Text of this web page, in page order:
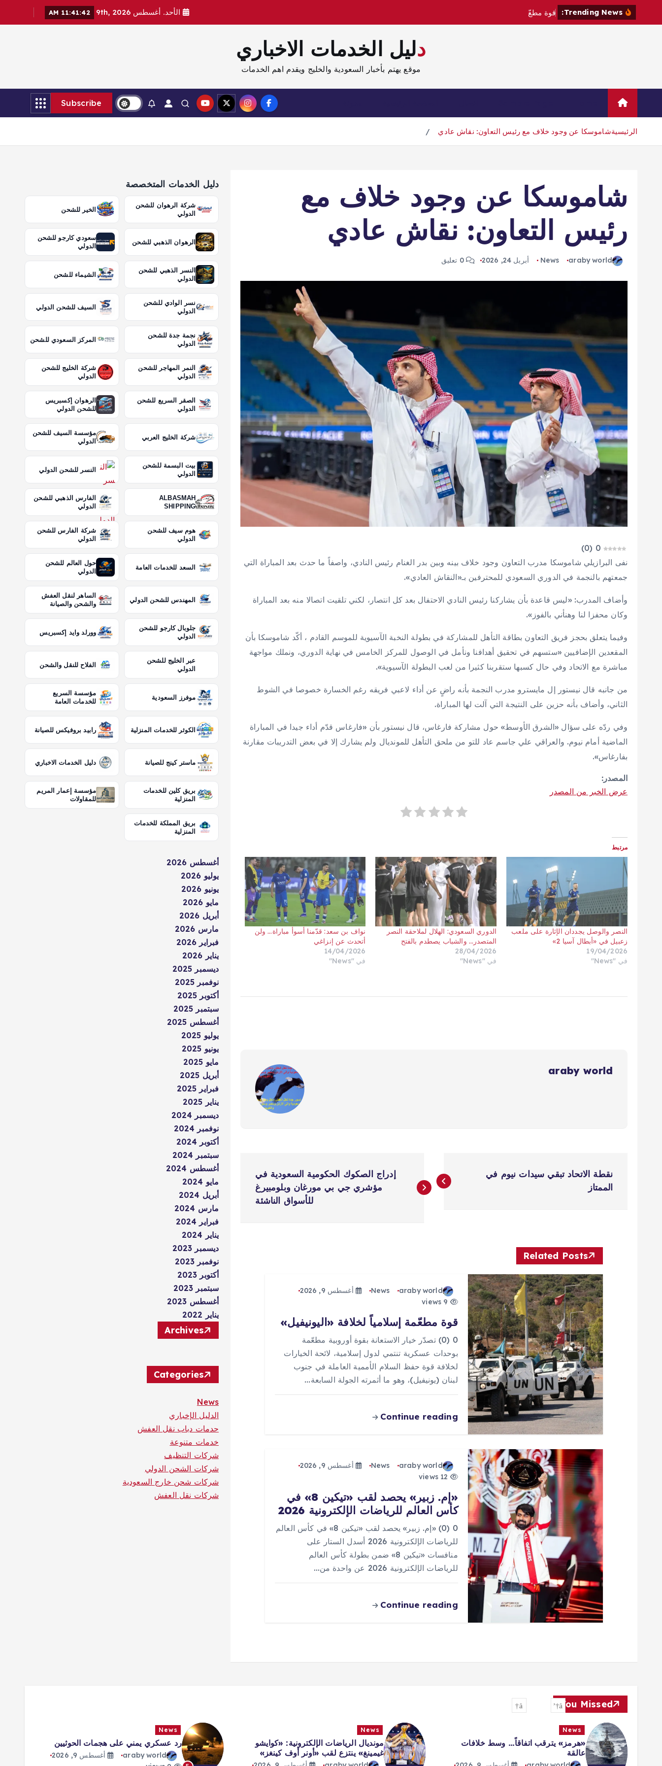
قوة مطعم الأحد. أغسطس 9th, 2026 11:41:44 AM
دليل الخدمات الاخباري
موقع يهتم بأخبار السعودية والخليج ويقدم اهم الخدمات
Subscribe
الرئيسيةشاموسكا عن وجود خلاف مع رئيس التعاون: نقاش عادي
شاموسكا عن وجود خلاف مع
رئيس التعاون: نقاش عادي
araby world
News أبريل 24, 2026 0 تعليق
0
(
0
)
نفى البرازيلي شاموسكا مدرب التعاون وجود خلاف بينه وبين بدر الغنام رئيس النادي، واصفاً ما حدث بعد المباراة التي
جمعتهم بالنجمة في الدوري السعودي للمحترفين بـ«النقاش العادي».
وأضاف المدرب: «ليس قاعدة بأن يشاركنا رئيس النادي الاحتفال بعد كل انتصار، لكني تلقيت اتصالا منه بعد المباراة
وكان محفزا لنا وهنأني بالفوز».
وفيما يتعلق بحجز فريق التعاون بطاقة التأهل للمشاركة في بطولة النخبة الآسيوية للموسم القادم ، أكّد شاموسكا بأن
المقعدين الإضافيين «ستسهم في تحقيق أهدافنا ونأمل في الوصول للمركز الخامس في نهاية الدوري، ونملك مواجهة
مباشرة مع الاتحاد وفي حال كسبها ستقربنا كثيرا من لعب البطولة الآسيوية».
من جانبه قال نيستور إل مايسترو مدرب النجمة بأنه راضٍ عن أداء لاعبي فريقه رغم الخسارة خصوصا في الشوط
الثاني، وأضاف بأنه حزين على النتيجة التي آلت لها المباراة.
وفي ردّه على سؤال «الشرق الأوسط» حول مشاركة فارغاس، قال نيستور بأن «فارغاس قدّم أداء جيدا في المباراة
الماضية أمام نيوم. والعراقي علي جاسم عاد للتو من ملحق التأهل للمونديال ولم يشارك إلا في بعض التدريبات مقارنة
بفارغاس».
المصدر:
عرض الخبر من المصدر
مرتبط
النصر والوصل يجددان الإثارة على ملعب
زعبيل في «أبطال آسيا 2»
19/04/2026
في "News"
الدوري السعودي: الهلال لملاحقة النصر
المتصدر… والشباب يصطدم بالفتح
28/04/2026
في "News"
نواف بن سعد: قدّمنا أسوأ مباراة… ولن
أتحدث عن إنزاغي
14/04/2026
في "News"
araby world
ص
نقطة الاتحاد تبقي سيدات نيوم في
الممتاز
إدراج الصكوك الحكومية السعودية في
مؤشري جي بي مورغان وبلومبيرغ
للأسواق الناشئة
Related Posts
araby world
News
أغسطس 9, 2026
قوة مطعّمة إسلامياً لخلافة «اليونيفيل»
0 (0) تصدّر خيار الاستعانة بقوة أوروبية مطعّمة
بوحدات عسكرية تنتمي لدول إسلامية، لائحة الخيارات
لخلافة قوة حفظ السلام الأممية العاملة في جنوب
لبنان (يونيفيل)، وهو ما أثمرته الجولة السابعة…
Continue reading
araby world
News
أغسطس 9, 2026
«إم. زبير» يحصد لقب «تيكين 8» في
كأس العالم للرياضات الإلكترونية 2026
0 (0) «إم. زبير» يحصد لقب «تيكين 8» في كأس العالم
للرياضات الإلكترونية 2026 أسدل الستار على
منافسات «تيكين 8» ضمن بطولة كأس العالم
للرياضات الإلكترونية 2026 عن واحدة من…
Continue reading
دليل الخدمات المتخصصة
شركة الرهوان للشحن
الدولي
الخير للشحن
الرهوان الذهبي للشحن
سعودي كارجو للشحن
الدولي
النسر الذهبي للشحن
الدولي
الشيماء للشحن
نسر الوادي للشحن
الدولي
السيف للشحن الدولي
نجمة جدة للشحن
الدولي
المركز السعودي للشحن
النمر المهاجر للشحن
الدولي
شركة الخليج للشحن
الدولي
الصقر السريع للشحن
الدولي
الرهوان إكسبريس
للشحن الدولي
شركة الخليج العربي
مؤسسة السيف للشحن
الدولي
بيت البسمة للشحن
الدولي
النسر للشحن الدولي
ALBASMAH
SHIPPING
الفارس الذهبي للشحن
الدولي
هوم سيف للشحن
الدولي
شركة الفارس للشحن
الدولي
السعد للخدمات العامة
حول العالم للشحن
الدولي
المهندس للشحن الدولي
الساهر لنقل العفش
والشحن والصيانة
جلوبال كارجو للشحن
الدولي
وورلد وايد إكسبريس
عبر الخليج للشحن
الدولي
الفلاح للنقل والشحن
موفرز السعودية
مؤسسة السريع
للخدمات العامة
الكوثر للخدمات المنزلية رابيد بروفيكس للصيانة
ماستر كينج للصيانة دليل الخدمات الاخباري
بريق كلين للخدمات
المنزلية
مؤسسة إعمار المريم
للمقاولات
بريق المملكة للخدمات
المنزلية
أغسطس 2026
يوليو 2026
يونيو 2026
مايو 2026
أبريل 2026
مارس 2026
فبراير 2026
يناير 2026
ديسمبر 2025
نوفمبر 2025
أكتوبر 2025
سبتمبر 2025
أغسطس 2025
يوليو 2025
يونيو 2025
مايو 2025
أبريل 2025
فبراير 2025
يناير 2025
ديسمبر 2024
نوفمبر 2024
أكتوبر 2024
سبتمبر 2024
أغسطس 2024
مايو 2024
أبريل 2024
مارس 2024
فبراير 2024
يناير 2024
ديسمبر 2023
نوفمبر 2023
أكتوبر 2023
سبتمبر 2023
أغسطس 2023
يناير 2022
Archives
Categories
News
الدليل الإخباري
حدمات دباب نقل العفش
خدمات متنوعة
شركات التنظيف
شركات الشحن الدولي
شركات شحن خارج السعودية
شركات نقل العفش
You Missed
News
«هرمز» يترقب اتفاقاً… وسط خلافات
عالقة
News
مونديال الرياضات الإلكترونية: «كوايشو
غيمينغ» ينتزع لقب «أونر أوف كينغز»
News
رد عسكري يمني على هجمات الحوثيين
araby world
أغسطس 9, 2026